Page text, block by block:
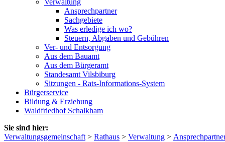
Ansprechpartner
Sachgebiete
Was erledige ich wo?
Steuern, Abgaben und Gebühren
Ver- und Entsorgung
Aus dem Bauamt
Aus dem Bürgeramt
Standesamt Vilsbiburg
Sitzungen - Rats-Informations-System
Bürgerservice
Bildung & Erziehung
Waldfriedhof Schalkham
Sie sind hier:
Verwaltungsgemeinschaft > Rathaus > Verwaltung >